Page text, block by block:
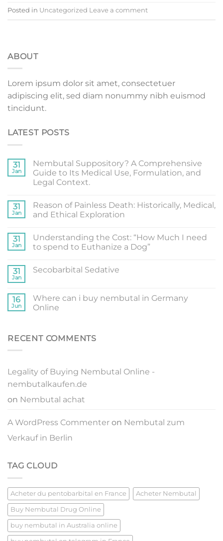
Posted in Uncategorized Leave a comment
ABOUT
Lorem ipsum dolor sit amet, consectetuer
adipiscing elit, sed diam nonummy nibh euismod
tincidunt.
LATEST POSTS
31
Jan
Nembutal Suppository? A Comprehensive
Guide to Its Medical Use, Formulation, and
Legal Context.
31
Jan
Reason of Painless Death: Historically, Medical,
and Ethical Exploration
31
Jan
Understanding the Cost: “How Much I need
to spend to Euthanize a Dog”
31
Jan
Secobarbital Sedative
16
Jun
Where can i buy nembutal in Germany
Online
RECENT COMMENTS
Legality of Buying Nembutal Online -
nembutalkaufen.de
on Nembutal achat
A WordPress Commenter on Nembutal zum
Verkauf in Berlin
TAG CLOUD
Acheter du pentobarbital en France Acheter Nembutal
Buy Nembutal Drug Online
buy nembutal in Australia online